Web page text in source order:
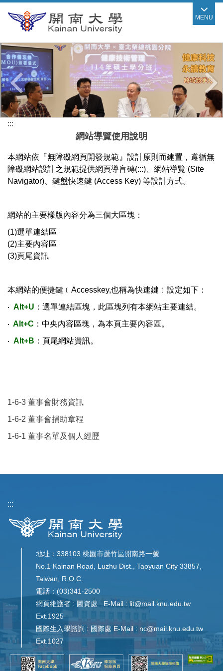
到
要
內
容
區
MENU
:::
網站導覽使用說明
本網站依『無障礙網頁開發規範』設計原則而建置，遵循無
障礙網站設計之規範提供網頁導盲磚(:::)、網站導覽 (Site
Navigator)、鍵盤快速鍵 (Access Key) 等設計方式。
網站的主要樣版內容分為三個大區塊：
(1)選單連結區
(2)主要內容區
(3)頁尾資訊
本網站的便捷鍵﹝Accesskey,也稱為快速鍵﹞設定如下：
‧ Alt+U ：選單連結區塊，此區塊列有本網站主要連結。
‧ Alt+C ：中央內容區塊，為本頁主要內容區。
‧ Alt+B ：頁尾網站資訊。
1-6-3 董事會財務資訊
1-6-2 董事會捐助章程
1-6-1 董事名單及個人經歷
:::
地址：338103 桃園市蘆竹區開南路一號
No.1 Kainan Road, Luzhu Dist., Taoyuan City 33857,
Taiwan, R.O.C.
電話：(03)341-2500
網頁維護者 : 圖資處 E-Mail : lit@mail.knu.edu.tw
Ext.1925
國際生入學諮詢 : 國際處 E-Mail : nc@mail.knu.edu.tw
Ext.1027